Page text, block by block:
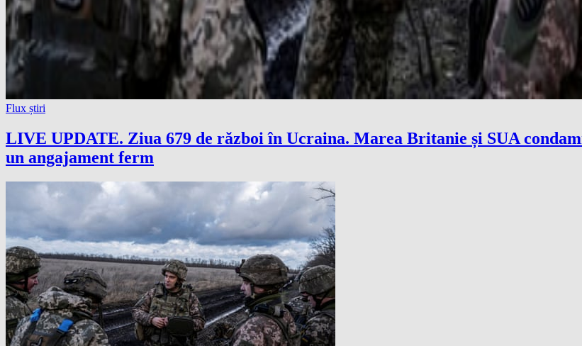
Flux știri
LIVE UPDATE. Ziua 679 de război în Ucraina. Marea Britanie și SUA
un angajament ferm